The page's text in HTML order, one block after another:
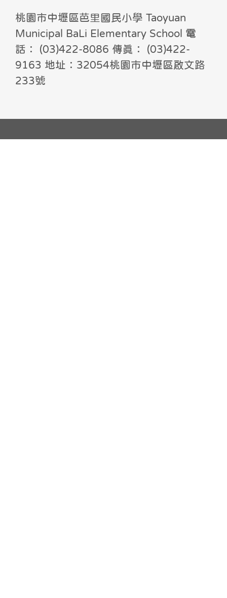
桃園市中壢區芭里國民小學 Taoyuan
Municipal BaLi Elementary School 電
話： (03)422-8086 傳真： (03)422-
9163 地址：32054桃園市中壢區啟文路
233號